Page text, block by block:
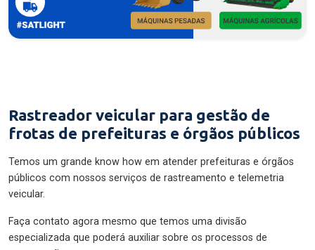
Rastreador veicular para gestão de
frotas de prefeituras e órgãos públicos
Temos um grande know how em atender prefeituras e órgãos
públicos com nossos serviços de rastreamento e telemetria
veicular.
Faça contato agora mesmo que temos uma divisão
especializada que poderá auxiliar sobre os processos de